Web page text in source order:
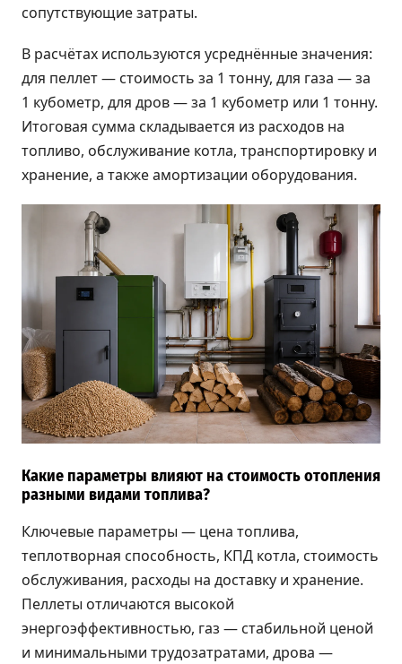
сопутствующие затраты.
В расчётах используются усреднённые значения:
для пеллет — стоимость за 1 тонну, для газа — за
1 кубометр, для дров — за 1 кубометр или 1 тонну.
Итоговая сумма складывается из расходов на
топливо, обслуживание котла, транспортировку и
хранение, а также амортизации оборудования.
Какие параметры влияют на стоимость отопления
разными видами топлива?
Ключевые параметры — цена топлива,
теплотворная способность, КПД котла, стоимость
обслуживания, расходы на доставку и хранение.
Пеллеты отличаются высокой
энергоэффективностью, газ — стабильной ценой
и минимальными трудозатратами, дрова —